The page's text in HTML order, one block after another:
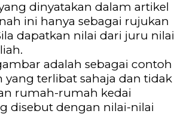
dinyatakan dalam artikel
ini hanya sebagai rujukan
dapatkan nilai dari juru nilai
adalah sebagai contoh
yang terlibat sahaja dan tidak
rumah-rumah kedai
disebut dengan nilai-nilai